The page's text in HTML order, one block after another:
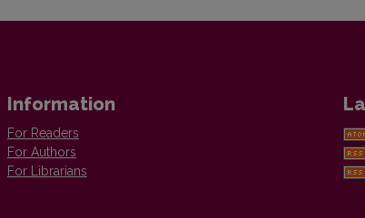
Information
For Readers
For Authors
For Librarians